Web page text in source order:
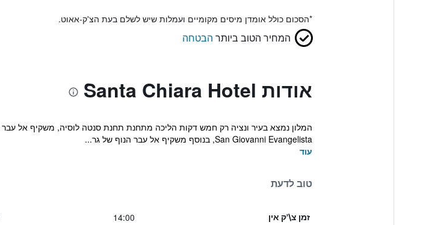
*הסכום כולל אומדן מיסים מקומיים ועמלות שיש לשלם בעת הצ'ק-אאוט.
המחיר הטוב ביותר הבטחה
אודות Santa Chiara Hotel
San Giovanni Evangelista, בנוסף משקיף אל עבר הנוף של גר...
עוד
טוב לדעת
זמן צ\'ק אין 14:00